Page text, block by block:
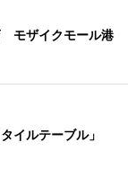
モザイクモール港
イルテーブル」